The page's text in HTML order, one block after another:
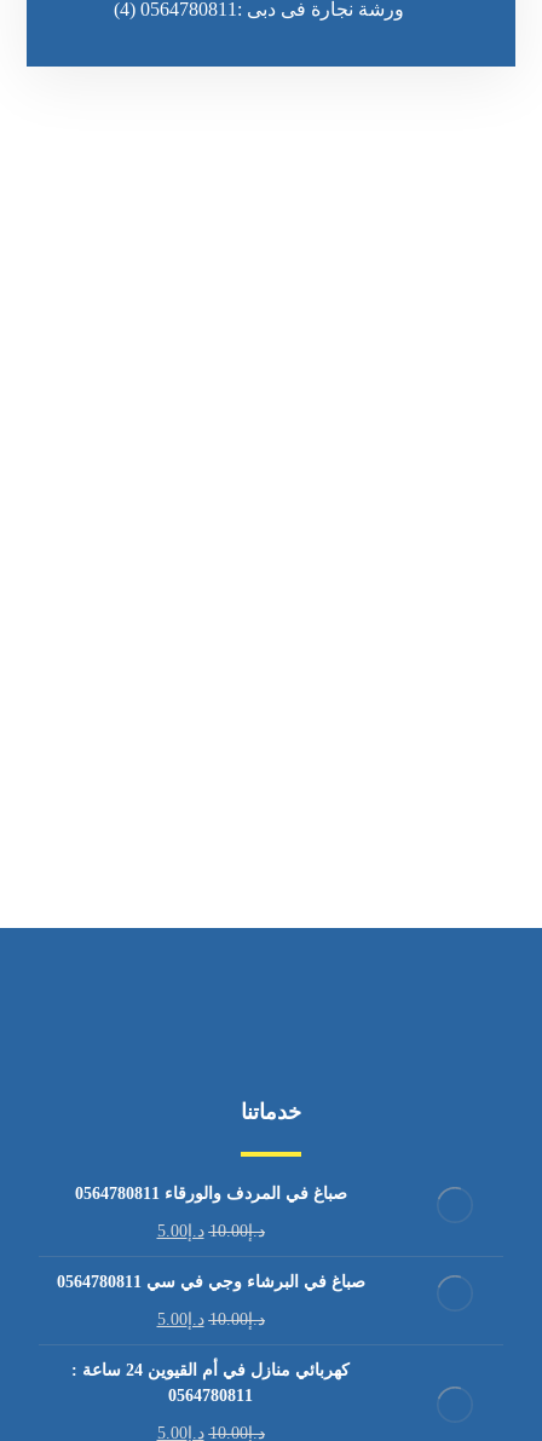
ورشة نجارة فى دبى :0564780811
(4)
خدماتنا
صباغ في المردف والورقاء 0564780811
د.إ10.00 د.إ5.00
صباغ في البرشاء وجي في سي 0564780811
د.إ10.00 د.إ5.00
كهربائي منازل في أم القيوين 24 ساعة :
0564780811
د.إ10.00 د.إ5.00